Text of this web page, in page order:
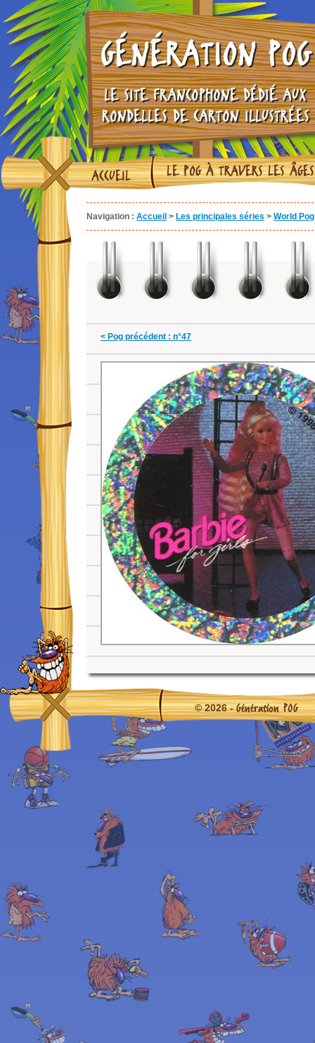
GÉNÉRATION POG
LE SITE FRANCOPHONE DÉDIÉ AUX
RONDELLES DE CARTON ILLUSTRÉES
ACCUEIL LE POG À TRAVERS LES ÂGES
Navigation : Accueil > Les principales séries > World
< Pog précédent : n°47
© 2026 -Génération POG